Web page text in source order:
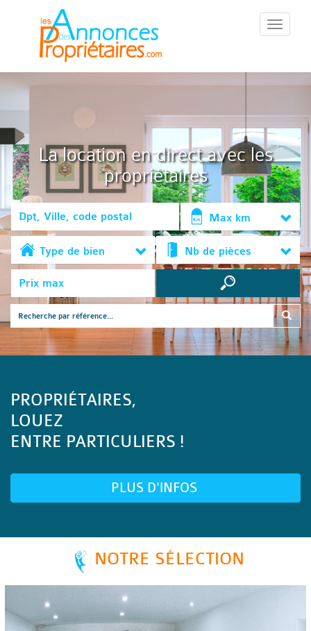
::Menu::
La location en direct avec les
propriétaires
Max km
Type de bien Nb de pièces
PROPRIÉTAIRES,
LOUEZ
ENTRE PARTICULIERS !
PLUS D'INFOS
NOTRE SÉLECTION